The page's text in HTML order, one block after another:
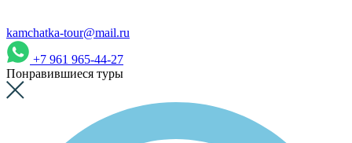
kamchatka-tour@mail.ru
+7 961 965-44-27
Понравившиеся туры